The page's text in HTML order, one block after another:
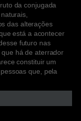
da conjugada
das alterações
está a acontecer
futuro nas
há de aterrador
constituir um
que, pela